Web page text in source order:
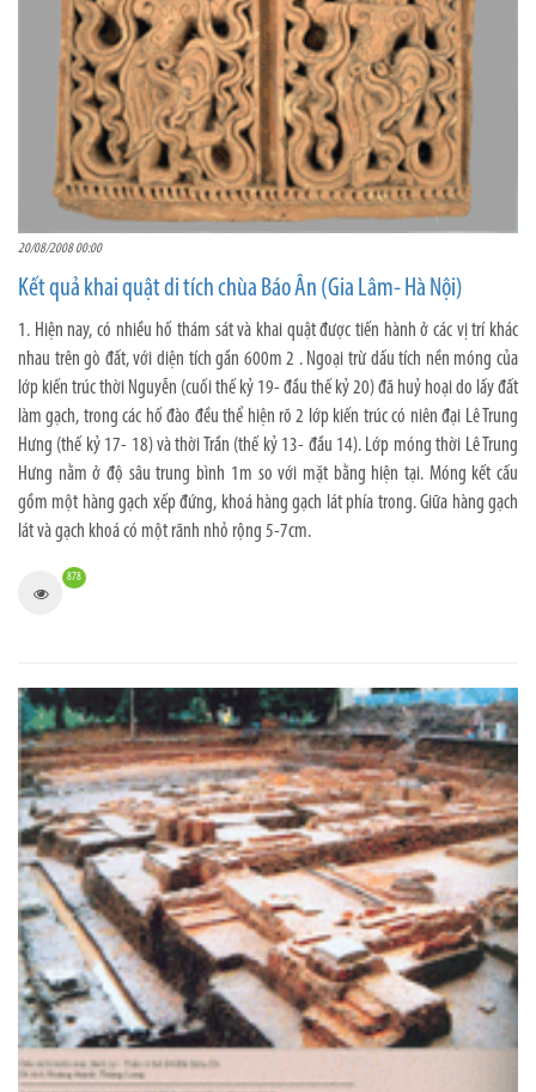
20/08/2008 00:00
Kết quả khai quật di tích chùa Báo Ân (Gia Lâm- Hà Nội)
1. Hiện nay, có nhiều hố thám sát và khai quật được tiến hành ở các vị trí khác
nhau trên gò đất, với diện tích gần 600m 2 . Ngoại trừ dấu tích nền móng của
lớp kiến trúc thời Nguyễn (cuối thế kỷ 19- đầu thế kỷ 20) đã huỷ hoại do lấy đất
làm gạch, trong các hố đào đều thể hiện rõ 2 lớp kiến trúc có niên đại Lê Trung
Hưng (thế kỷ 17- 18) và thời Trần (thế kỷ 13- đầu 14). Lớp móng thời Lê Trung
Hưng nằm ở độ sâu trung bình 1m so với mặt bằng hiện tại. Móng kết cấu
gồm một hàng gạch xếp đứng, khoá hàng gạch lát phía trong. Giữa hàng gạch
lát và gạch khoá có một rãnh nhỏ rộng 5-7cm.
878